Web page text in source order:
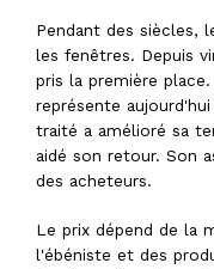
Pendant des siècles,
les fenêtres. Depuis
pris la première
représente
traité a amélioré sa
aidé son retour. Son
des acheteurs.
Le prix dépend de la
l'ébéniste et des